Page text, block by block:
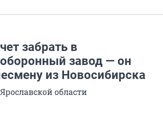
забрать в
завод — он
из Новосибирска
области